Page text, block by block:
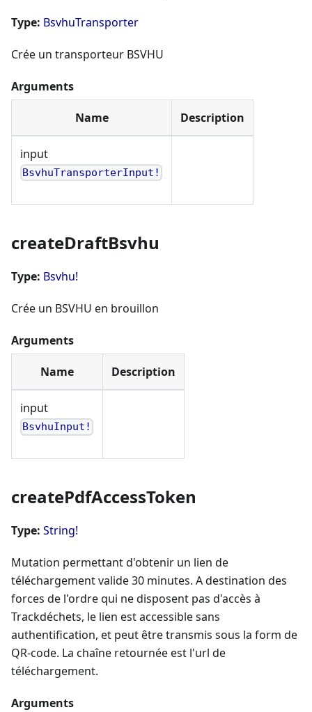
Type: BsvhuTransporter
Crée un transporteur BSVHU
Arguments
Name Description
input
BsvhuTransporterInput!
createDraftBsvhu
Type: Bsvhu!
Crée un BSVHU en brouillon
Arguments
Name Description
input
BsvhuInput!
createPdfAccessToken
Type: String!
Mutation permettant d'obtenir un lien de
téléchargement valide 30 minutes. A destination des
forces de l'ordre qui ne disposent pas d'accès à
Trackdéchets, le lien est accessible sans
authentification, et peut être transmis sous la form de
QR-code. La chaîne retournée est l'url de
téléchargement.
Arguments